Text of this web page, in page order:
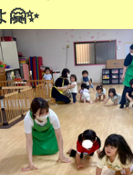
🤗✨